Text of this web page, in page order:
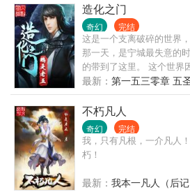
造化之门
奇幻 完结
这是一个支离破碎的世界
那一天，是宁城最失意的
的带到了这里。 这个世界
空中留名，将在无尽宇宙
最新： 第一五三零章 五
不朽凡人
奇幻 完结
我，只有凡根，一介凡人
朽！
最新： 我本一凡人（后记